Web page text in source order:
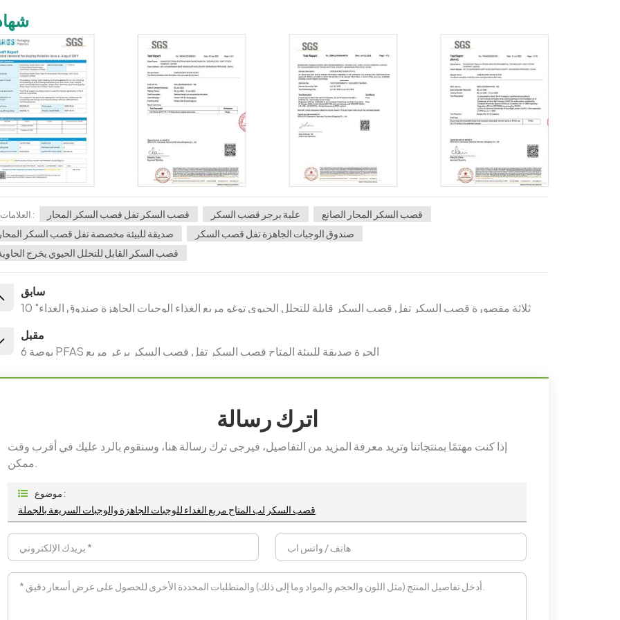
العلامات : قصب السكر تفل قصب السكر المحار علبة برجر قصب السكر
قصب السكر المحار الصانع
صديقة للبيئة مخصصة تفل قصب السكر
صندوق الوجبات الجاهزة تفل قصب السكر
قصب السكر القابل للتحلل الحيوي يخرج
سابق
10 "ثلاثة مقصورة قصب السكر تفل قصب السكر قابلة للتحلل الحيوي توغو مربع الغذاء الوجبات الجاهزة صندوق الغداء
مقبل
6 بوصة PFAS الحرة صديقة للبيئة المتاح قصب السكر تفل قصب السكر برغر مربع
اترك رسالة
إذا كنت مهتمًا بمنتجاتنا وتريد معرفة المزيد من التفاصيل، فيرجى ترك رسالة هنا، وسنقوم بالرد عليك في أقرب وقت
ممكن.
موضوع :
قصب السكر لب المتاح مربع الغداء للوجبات الجاهزة والوجبات السريعة بالجملة